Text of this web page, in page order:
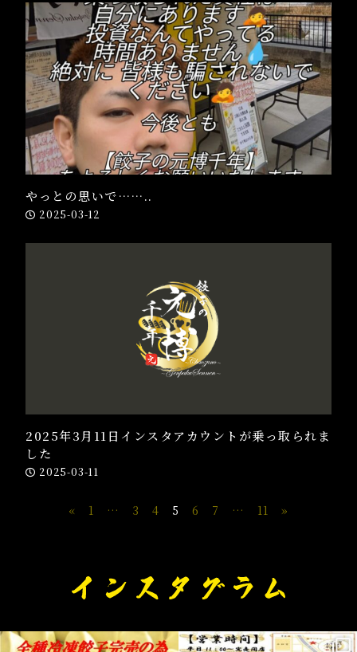
やっとの思いで……..
2025-03-12
2025年3月11日インスタアカウントが乗っ取られま
した
2025-03-11
« 1 … 3 4 5 6 7 … 11 »